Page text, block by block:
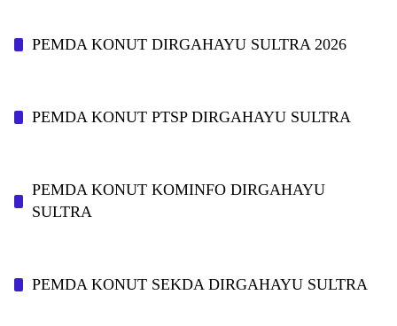
PEMDA KONUT DIRGAHAYU SULTRA 2026
PEMDA KONUT PTSP DIRGAHAYU SULTRA
PEMDA KONUT KOMINFO DIRGAHAYU
SULTRA
PEMDA KONUT SEKDA DIRGAHAYU SULTRA